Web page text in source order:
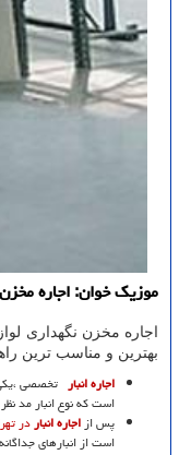
موزیک خوان: اجاره
اجاره مخزن نگهداری
بهترین و مناسب ترین
اجاره انبار تخصصی
است که نوع انبار مد
پس از اجاره انباردر
است از انبارهای